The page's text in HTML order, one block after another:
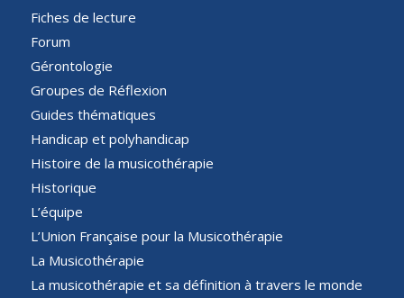
Fiches de lecture
Forum
Gérontologie
Groupes de Réflexion
Guides thématiques
Handicap et polyhandicap
Histoire de la musicothérapie
Historique
L’équipe
L’Union Française pour la Musicothérapie
La Musicothérapie
La musicothérapie et sa définition à travers le monde